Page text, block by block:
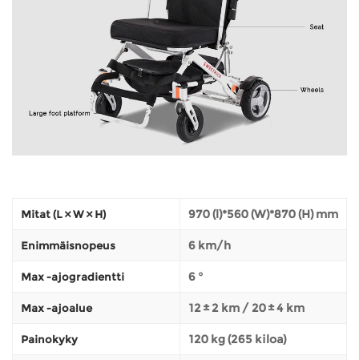
Mitat (L × W × H) 970 (l)*560 (W)*870 (H) mm
Enimmäisnopeus 6 km/h
Max -ajogradientti 6 °
Max -ajoalue 12 ± 2 km / 20 ± 4 km
Painokyky 120 kg (265 kiloa)